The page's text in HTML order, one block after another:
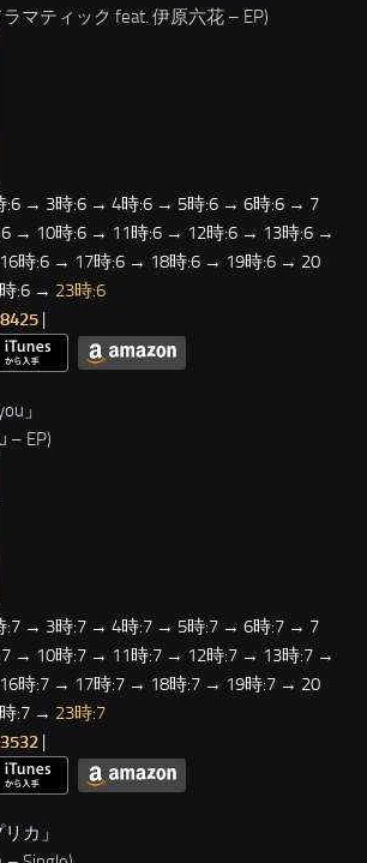
マティック feat. 伊原六花 – EP)
:6 → 3時:6 → 4時:6 → 5時:6 → 6時:6 → 7
→ 10時:6 → 11時:6 → 12時:6 → 13時:6 →
時:6 → 17時:6 → 18時:6 → 19時:6 → 20
:6 → 23時:6
|
」
– EP)
:7 → 3時:7 → 4時:7 → 5時:7 → 6時:7 → 7
→ 10時:7 → 11時:7 → 12時:7 → 13時:7 →
時:7 → 17時:7 → 18時:7 → 19時:7 → 20
:7 → 23時:7
|
カ 」